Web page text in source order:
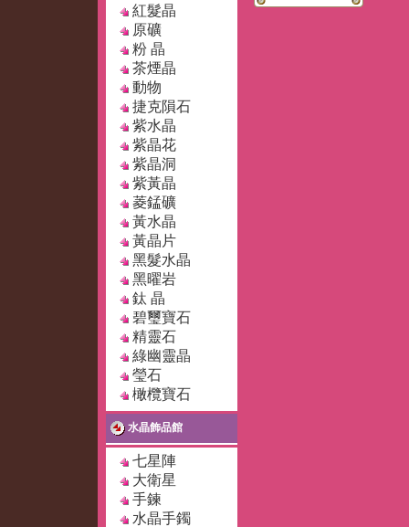
紅髮晶
原礦
粉 晶
茶煙晶
動物
捷克隕石
紫水晶
紫晶花
紫晶洞
紫黃晶
菱錳礦
黃水晶
黃晶片
黑髮水晶
黑曜岩
鈦 晶
碧璽寶石
精靈石
綠幽靈晶
瑩石
橄欖寶石
水晶飾品館
七星陣
大衛星
手鍊
水晶手鐲